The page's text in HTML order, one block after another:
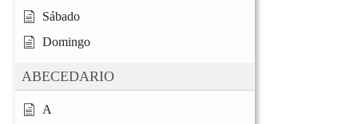
Sábado
Domingo
ABECEDARIO
A